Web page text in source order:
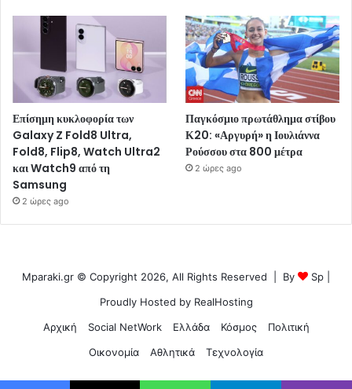
Επίσημη κυκλοφορία των
Galaxy Z Fold8 Ultra,
Fold8, Flip8, Watch Ultra2
και Watch9 από τη
Samsung
2 ώρες ago
Παγκόσμιο πρωτάθλημα στίβου
Κ20: «Αργυρή» η Ιουλιάννα
Ρούσσου στα 800 μέτρα
2 ώρες ago
Mparaki.gr © Copyright 2026, All Rights Reserved | By Sp
Proudly Hosted by RealHosting
Αρχική
Social NetWork Ελλάδα Κόσμος
Πολιτική
Οικονομία
Αθλητικά Τεχνολογία